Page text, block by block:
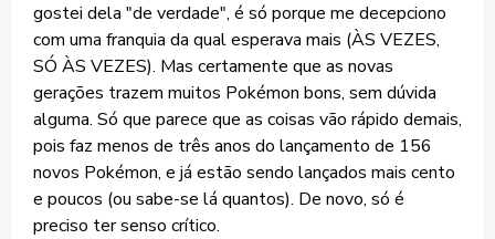
gostei dela "de verdade", é só porque me decepciono
com uma franquia da qual esperava mais (ÀS VEZES,
SÓ ÀS VEZES). Mas certamente que as novas
gerações trazem muitos Pokémon bons, sem dúvida
alguma. Só que parece que as coisas vão rápido demais,
pois faz menos de três anos do lançamento de 156
novos Pokémon, e já estão sendo lançados mais cento
e poucos (ou sabe-se lá quantos). De novo, só é
preciso ter senso crítico.